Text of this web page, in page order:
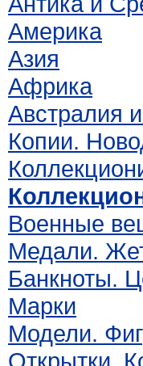
Америка
Азия
Африка
Австралия
Копии.
Военные
Медали.
Банкноты.
Марки
Модели.